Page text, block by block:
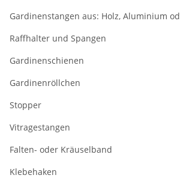
Gardinenstangen aus: Holz, Aluminium
Raffhalter und Spangen
Gardinenschienen
Gardinenröllchen
Stopper
Vitragestangen
Falten- oder Kräuselband
Klebehaken